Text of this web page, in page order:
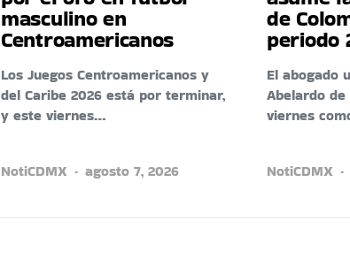
masculino en
Centroamericanos
Los Juegos Centroamericanos y
del Caribe 2026 está por terminar,
y este viernes…
NotiCDMX agosto 7, 2026
de
periodo
El abogado
Abelardo
viernes
NotiCDMX